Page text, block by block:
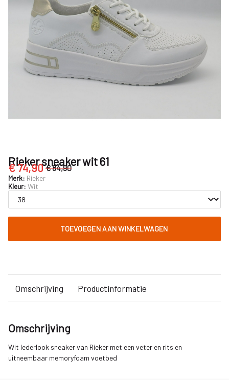
Rieker sneaker wit 61
€ 74,90 € 84,90
Merk: Rieker
Kleur: Wit
TOEVOEGEN AAN WINKELWAGEN
Omschrijving Productinformatie
Omschrijving
Wit lederlook sneaker van Rieker met een veter en rits en
uitneembaar memoryfoam voetbed